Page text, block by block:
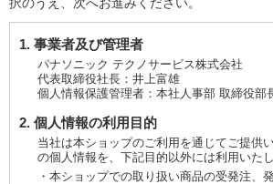
1. 事業者及び管理者
パナソニック テクノサービス株式会社
代表取締役社長：井上富雄
個人情報保護管理者：本社人事部 取締役部
2. 個人情報の利用目的
当社は本ショップのご利用を通じてご提供
の個人情報を、下記目的以外には利用いたし
・本ショップでの取り扱い商品の受発注、